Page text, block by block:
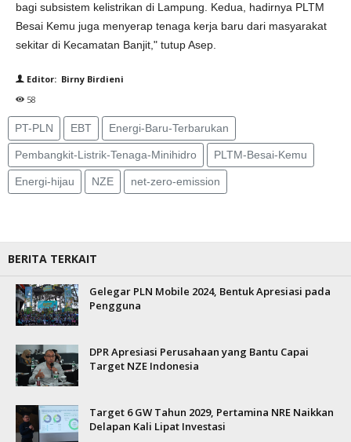
bagi subsistem kelistrikan di Lampung. Kedua, hadirnya PLTM
Besai Kemu juga menyerap tenaga kerja baru dari masyarakat
sekitar di Kecamatan Banjit," tutup Asep.
Editor: Birny Birdieni
58
PT-PLN EBT Energi-Baru-Terbarukan
Pembangkit-Listrik-Tenaga-Minihidro PLTM-Besai-Kemu
Energi-hijau NZE net-zero-emission
BERITA TERKAIT
Gelegar PLN Mobile 2024, Bentuk Apresiasi pada
Pengguna
DPR Apresiasi Perusahaan yang Bantu Capai
Target NZE Indonesia
Target 6 GW Tahun 2029, Pertamina NRE Naikkan
Delapan Kali Lipat Investasi